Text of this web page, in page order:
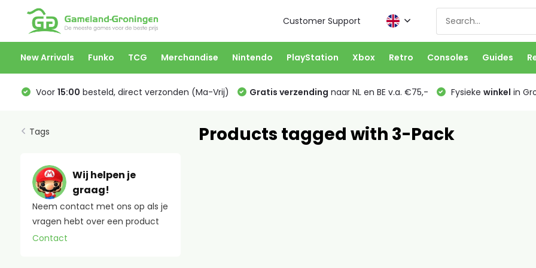
Customer Support
New Arrivals Funko TCG Merchandise Nintendo PlayStation Xbox Retro Consoles Guides
Voor 15:00 besteld, direct verzonden (Ma-Vrij) Gratis verzending naar NL en BE v.a. €75,- Fysieke winkel in
Tags
Wij helpen je
graag!
Neem contact met ons op als je
vragen hebt over een product
Contact
Products tagged with 3-Pack